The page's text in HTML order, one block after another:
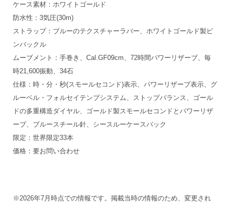
ケース素材：ホワイトゴールド
防水性：3気圧(30m)
ストラップ：ブルーのテクスチャーラバー、ホワイトゴールド製ピ
ンバックル
ムーブメント：手巻き、Cal.GF09cm、72時間パワーリザーブ、毎
時21,600振動、34石
仕様：時・分・秒(スモールセコンド)表示、パワーリザーブ表示、グ
ルーベル・フォルセイテンプシステム、ストップバランス、ゴール
ドの多重構造ダイヤル、ゴールド製スモールセコンドとパワーリザ
ーブ、ブルースチール針、シースルーケースバック
限定：世界限定33本
価格：要お問い合わせ
※2026年7月時点での情報です。掲載当時の情報のため、変更され